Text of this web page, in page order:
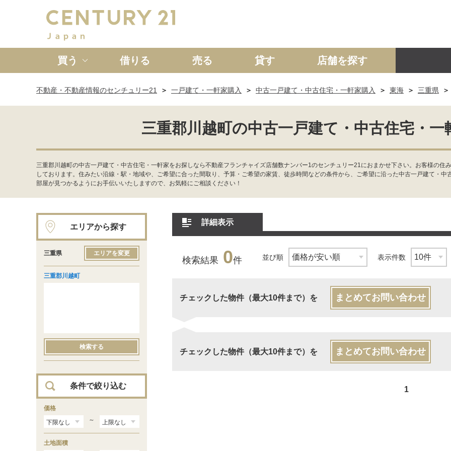
買う
新築一戸建て 中古一戸建て マンション 土地 事業投資用
借りる 売る 貸す 店舗を探す
不動産・不動産情報のセンチュリー21 一戸建て・一軒家購入 中古一戸建て・中古住宅・一軒家購入 東海 三重県
三重郡川越町の中古一戸建て・中古住宅・一
三重郡川越町の中古一戸建て・中古住宅・一軒家をお探しなら不動産フランチャイズ店舗数ナンバー1のセンチュリー21におまかせ下さい。お客様の
しております。住みたい沿線・駅・地域や、ご希望に合った間取り、予算・ご希望の家賃、徒歩時間などの条件から、ご希望に沿った中古一戸建て・
部屋が見つかるようにお手伝いいたしますので、お気軽にご相談ください！
詳細表示
検索結果 0件 並び順 表示件数
チェックした物件（最大10件まで）を まとめてお問い合わせ
チェックした物件（最大10件まで）を まとめてお問い合わせ
1
エリアから探す
三重県 エリアを変更
三重郡川越町
検索する
条件で絞り込む
価格
～
土地面積